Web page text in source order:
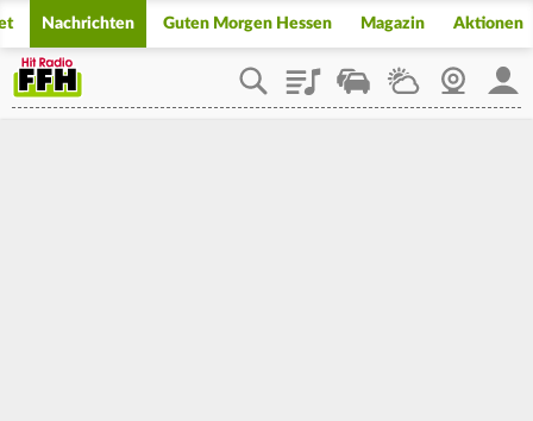
Nachrichten Guten Morgen Hessen Magazin Aktionen
PlaylistStaupilotWetterWebcam